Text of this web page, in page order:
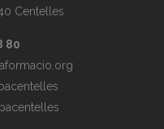
Centelles
80